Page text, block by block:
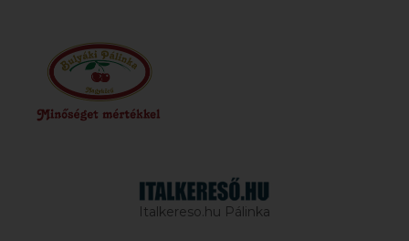
Italkereso.hu Pálinka